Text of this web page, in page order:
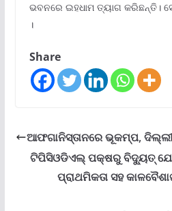
ଭବନରେ ଇହଧାମ ତ୍ୟାଗ କରିଛନ୍ତି।
।
Share
ଆଫଗାନିସ୍ତାନରେ ଭୂକମ୍ପ,
ଟିପିସିଓଡିଏଲ୍ ପକ୍ଷରୁ ବିଦ୍ୟୁତ୍
ପ୍ରାଥମିକତା ସହ